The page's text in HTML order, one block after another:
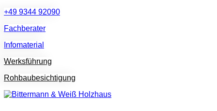
+49 9344 92090
Fachberater
Infomaterial
Werksführung
Rohbaubesichtigung